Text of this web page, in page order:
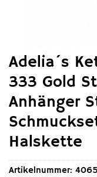
Adelia´s
333 Gold
Anhänger
Halskette
Artikelnummer: